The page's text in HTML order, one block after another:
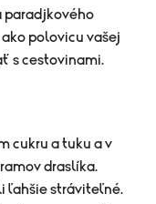
paradjkového
polovicu vašej
s cestovinami.
cukru a tuku a v
draslíka.
ľahšie stráviteľné.